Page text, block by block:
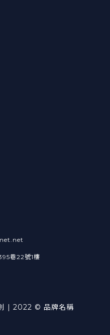
巷22號1樓
| 2022 © 品牌名稱